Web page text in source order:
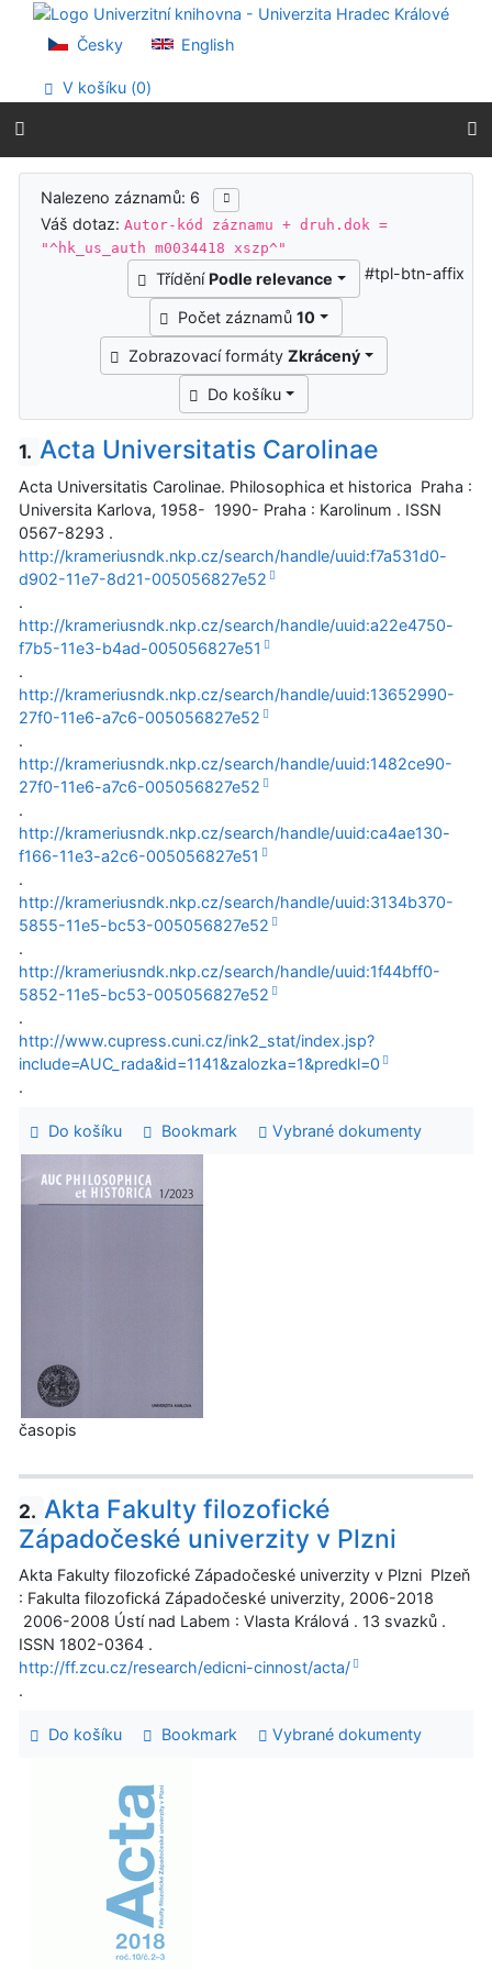
Přejít na obsah
Přejít na menu
Prohlášení o webové přístupnosti
Česky English
V košíku (0)
Výsledky vyhledávání
Nalezeno záznamů: 6
Váš dotaz:Autor-kód záznamu + druh.dok =
"^hk_us_auth m0034418 xszp^"
Třídění Podle relevance
Počet záznamů 10
Zobrazovací formáty Zkrácený
Do košíku
#tpl-btn-affix
1. Acta Universitatis Carolinae
Acta Universitatis Carolinae. Philosophica et historica Praha :
Universita Karlova, 1958- 1990- Praha : Karolinum . ISSN
0567-8293 .
http://krameriusndk.nkp.cz/search/handle/uuid:f7a531d0-
d902-11e7-8d21-005056827e52
.
http://krameriusndk.nkp.cz/search/handle/uuid:a22e4750-
f7b5-11e3-b4ad-005056827e51
.
http://krameriusndk.nkp.cz/search/handle/uuid:13652990-
27f0-11e6-a7c6-005056827e52
.
http://krameriusndk.nkp.cz/search/handle/uuid:1482ce90-
27f0-11e6-a7c6-005056827e52
.
http://krameriusndk.nkp.cz/search/handle/uuid:ca4ae130-
f166-11e3-a2c6-005056827e51
.
http://krameriusndk.nkp.cz/search/handle/uuid:3134b370-
5855-11e5-bc53-005056827e52
.
http://krameriusndk.nkp.cz/search/handle/uuid:1f44bff0-
5852-11e5-bc53-005056827e52
.
http://www.cupress.cuni.cz/ink2_stat/index.jsp?
include=AUC_rada&id=1141&zalozka=1&predkl=0
.
Do košíku Bookmark Vybrané dokumenty
časopis
2. Akta Fakulty filozofické
Západočeské univerzity v Plzni
Akta Fakulty filozofické Západočeské univerzity v Plzni Plzeň
: Fakulta filozofická Západočeské univerzity, 2006-2018
2006-2008 Ústí nad Labem : Vlasta Králová . 13 svazků .
ISSN 1802-0364 .
http://ff.zcu.cz/research/edicni-cinnost/acta/
.
Do košíku Bookmark Vybrané dokumenty